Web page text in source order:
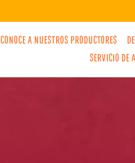
CONOCE A NUESTROS PRODUCTORES
SERVICIO DE